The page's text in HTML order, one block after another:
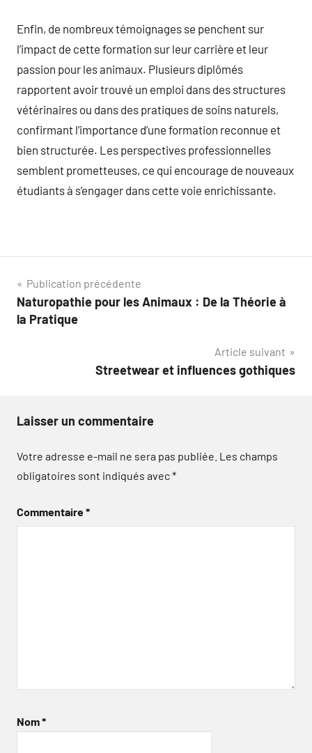
Enfin, de nombreux témoignages se penchent sur
l’impact de cette formation sur leur carrière et leur
passion pour les animaux. Plusieurs diplômés
rapportent avoir trouvé un emploi dans des structures
vétérinaires ou dans des pratiques de soins naturels,
confirmant l’importance d’une formation reconnue et
bien structurée. Les perspectives professionnelles
semblent prometteuses, ce qui encourage de nouveaux
étudiants à s’engager dans cette voie enrichissante.
Navigation
de
Publication précédente
Naturopathie pour les Animaux : De la Théorie à
la Pratique
Article suivant
Streetwear et influences gothiques
Laisser un commentaire
Votre adresse e-mail ne sera pas publiée. Les champs
obligatoires sont indiqués avec*
Commentaire*
Nom*